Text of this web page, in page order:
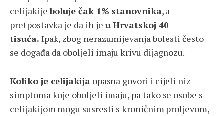
celijakijeboluje čak 1% stanovnika, a
pretpostavka je da ih je u Hrvatskoj 40
tisuća. Ipak, zbog nerazumijevanja bolesti često
se događa da oboljeli imaju krivu dijagnozu.
Koliko je celijakija opasna govori i cijeli niz
simptoma koje oboljeli imaju, pa tako se osobe s
celijakijom mogu susresti s kroničnim proljevom,